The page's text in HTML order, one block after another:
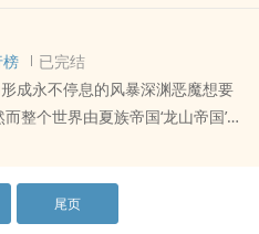
，青年功力弱小，却没有反抗的
青年却得到一颗丹药，一颗来自修
骨洗经伐髓的‘洗髓丹’ …
已完结
成永不停息的风暴深渊恶魔想要
整个世界由夏族帝国‘龙山帝国’统
尾页